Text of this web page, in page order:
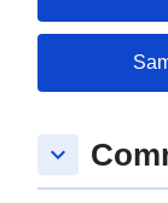
keyboard_arrow_down